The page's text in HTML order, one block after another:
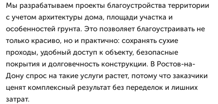
Мы разрабатываем проекты благоустройства территории
с учетом архитектуры дома, площади участка и
особенностей грунта. Это позволяет благоустраивать не
только красиво, но и практично: сохранять сухие
проходы, удобный доступ к объекту, безопасные
покрытия и долговечность конструкции. В Ростов-на-
Дону спрос на такие услуги растет, потому что заказчики
ценят комплексный результат без переделок и лишних
затрат.